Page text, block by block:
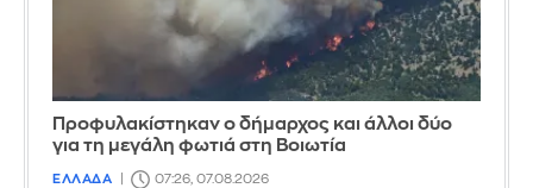
Προφυλακίστηκαν ο δήμαρχος και άλλοι δύο
για τη μεγάλη φωτιά στη Βοιωτία
ΕΛΛΑΔΑ 07:26, 07.08.2026